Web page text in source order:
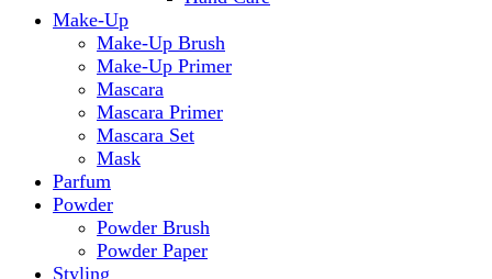
Make-Up
Make-Up Brush
Make-Up Primer
Mascara
Mascara Primer
Mascara Set
Mask
Parfum
Powder
Powder Brush
Powder Paper
Styling